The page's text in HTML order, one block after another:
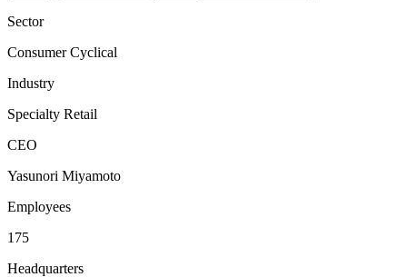
Sector
Consumer Cyclical
Industry
Specialty Retail
CEO
Yasunori Miyamoto
Employees
175
Headquarters